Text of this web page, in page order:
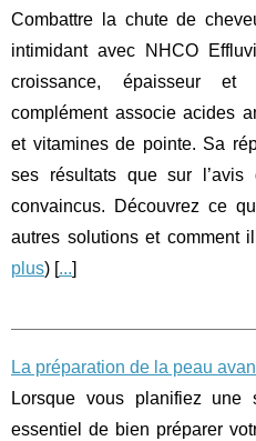
Combattre la chute de
intimidant avec NHCO
croissance, épaisseur
complément associe acides
et vitamines de pointe. Sa
ses résultats que sur l’avis
convaincus. Découvrez ce
autres solutions et comment
plus) [...]
La préparation de la peau
Lorsque vous planifiez une
essentiel de bien préparer